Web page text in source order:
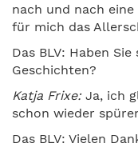
nach und nach
für mich das
Das BLV: Haben
Geschichten?
Katja Frixe:Ja, ich
schon wieder
Das BLV: Vielen